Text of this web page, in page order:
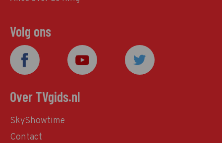
Volg ons
Over TVgids.nl
SkyShowtime
Contact